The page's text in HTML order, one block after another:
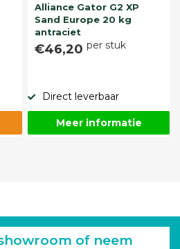
Alliance Gator G2 XP
Sand Europe 20 kg
antraciet
€46,20 per stuk
Direct leverbaar
Meer informatie
of neem